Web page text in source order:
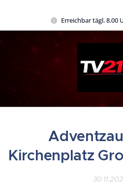
Erreichbar tägl. 8.00
Kirchenplatz